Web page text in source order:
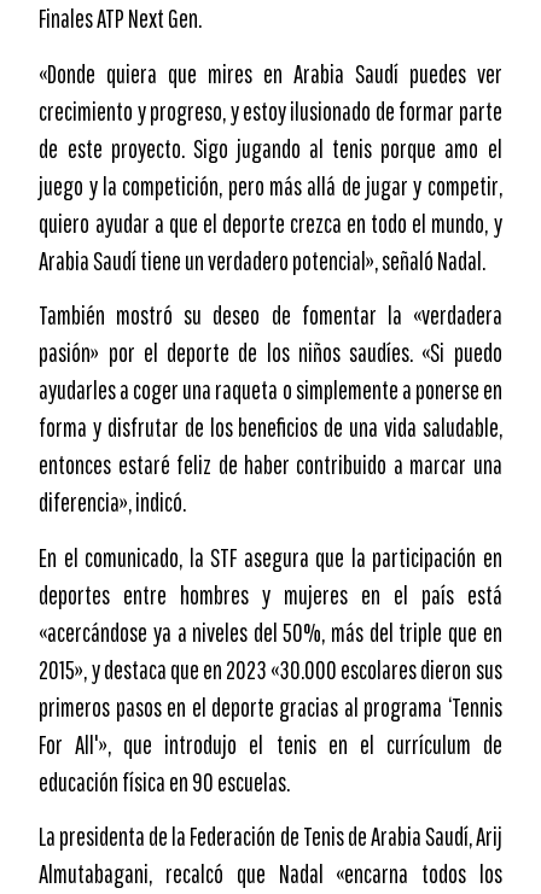
Finales ATP Next Gen.
«Donde quiera que mires en Arabia Saudí puedes ver
crecimiento y progreso, y estoy ilusionado de formar parte
de este proyecto. Sigo jugando al tenis porque amo el
juego y la competición, pero más allá de jugar y competir,
quiero ayudar a que el deporte crezca en todo el mundo, y
Arabia Saudí tiene un verdadero potencial», señaló Nadal.
También mostró su deseo de fomentar la «verdadera
pasión» por el deporte de los niños saudíes. «Si puedo
ayudarles a coger una raqueta o simplemente a ponerse en
forma y disfrutar de los beneficios de una vida saludable,
entonces estaré feliz de haber contribuido a marcar una
diferencia», indicó.
En el comunicado, la STF asegura que la participación en
deportes entre hombres y mujeres en el país está
«acercándose ya a niveles del 50%, más del triple que en
2015», y destaca que en 2023 «30.000 escolares dieron sus
primeros pasos en el deporte gracias al programa ‘Tennis
For All'», que introdujo el tenis en el currículum de
educación física en 90 escuelas.
La presidenta de la Federación de Tenis de Arabia Saudí, Arij
Almutabagani, recalcó que Nadal «encarna todos los